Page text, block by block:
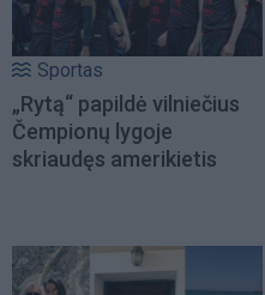
Sportas
„Rytą“ papildė vilniečius
Čempionų lygoje
skriaudęs amerikietis